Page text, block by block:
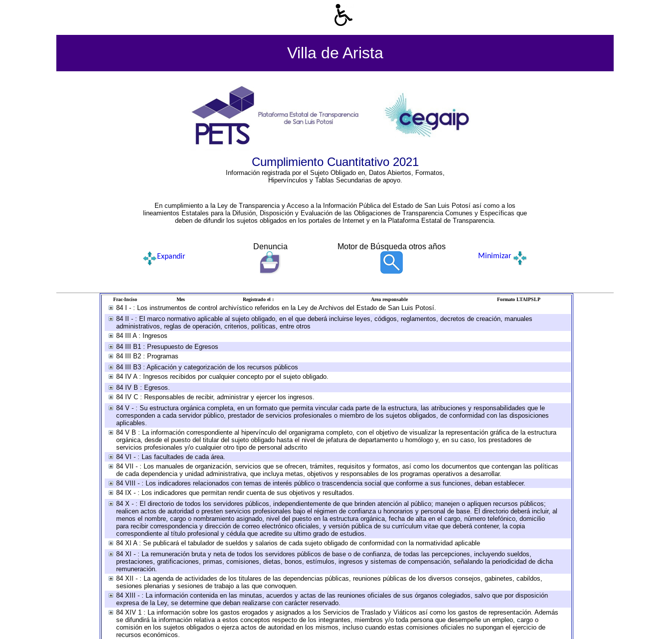
Villa de Arista
Cumplimiento Cuantitativo 2021
Información registrada por el Sujeto Obligado en, Datos Abiertos, Formatos,
Hipervínculos y Tablas Secundarias de apoyo.
En cumplimiento a la Ley de Transparencia y Acceso a la Información Pública del Estado de San Luis Potosí así como a los
lineamientos Estatales para la Difusión, Disposición y Evaluación de las Obligaciones de Transparencia Comunes y Específicas que
deben de difundir los sujetos obligados en los portales de Internet y en la Plataforma Estatal de Transparencia.
Denuncia Motor de Búsqueda otros años
Expandir Minimizar
Frac-Inciso Mes Registrado el : Area responsable Formato LTAIPSLP
84 I - : Los instrumentos de control archivístico referidos en la Ley de Archivos del Estado de San Luis Potosí.
84 II - : El marco normativo aplicable al sujeto obligado, en el que deberá incluirse leyes, códigos, reglamentos, decretos de creación, manuales
administrativos, reglas de operación, criterios, políticas, entre otros
84 III A : Ingresos
84 III B1 : Presupuesto de Egresos
84 III B2 : Programas
84 III B3 : Aplicación y categorización de los recursos públicos
84 IV A : Ingresos recibidos por cualquier concepto por el sujeto obligado.
84 IV B : Egresos.
84 IV C : Responsables de recibir, administrar y ejercer los ingresos.
84 V - : Su estructura orgánica completa, en un formato que permita vincular cada parte de la estructura, las atribuciones y responsabilidades que le
corresponden a cada servidor público, prestador de servicios profesionales o miembro de los sujetos obligados, de conformidad con las disposiciones
aplicables.
84 V B : La información correspondiente al hipervínculo del organigrama completo, con el objetivo de visualizar la representación gráfica de la estructura
orgánica, desde el puesto del titular del sujeto obligado hasta el nivel de jefatura de departamento u homólogo y, en su caso, los prestadores de
servicios profesionales y/o cualquier otro tipo de personal adscrito
84 VI - : Las facultades de cada área.
84 VII - : Los manuales de organización, servicios que se ofrecen, trámites, requisitos y formatos, así como los documentos que contengan las políticas
de cada dependencia y unidad administrativa, que incluya metas, objetivos y responsables de los programas operativos a desarrollar.
84 VIII - : Los indicadores relacionados con temas de interés público o trascendencia social que conforme a sus funciones, deban establecer.
84 IX - : Los indicadores que permitan rendir cuenta de sus objetivos y resultados.
84 X - : El directorio de todos los servidores públicos, independientemente de que brinden atención al público; manejen o apliquen recursos públicos;
realicen actos de autoridad o presten servicios profesionales bajo el régimen de confianza u honorarios y personal de base. El directorio deberá incluir, al
menos el nombre, cargo o nombramiento asignado, nivel del puesto en la estructura orgánica, fecha de alta en el cargo, número telefónico, domicilio
para recibir correspondencia y dirección de correo electrónico oficiales, y versión pública de su currículum vitae que deberá contener, la copia
correspondiente al título profesional y cédula que acredite su ultimo grado de estudios.
84 XI A : Se publicará el tabulador de sueldos y salarios de cada sujeto obligado de conformidad con la normatividad aplicable
84 XI - : La remuneración bruta y neta de todos los servidores públicos de base o de confianza, de todas las percepciones, incluyendo sueldos,
prestaciones, gratificaciones, primas, comisiones, dietas, bonos, estímulos, ingresos y sistemas de compensación, señalando la periodicidad de dicha
remuneración.
84 XII - : La agenda de actividades de los titulares de las dependencias públicas, reuniones públicas de los diversos consejos, gabinetes, cabildos,
sesiones plenarias y sesiones de trabajo a las que convoquen.
84 XIII - : La información contenida en las minutas, acuerdos y actas de las reuniones oficiales de sus órganos colegiados, salvo que por disposición
expresa de la Ley, se determine que deban realizarse con carácter reservado.
84 XIV 1 : La información sobre los gastos erogados y asignados a los Servicios de Traslado y Viáticos así como los gastos de representación. Además
se difundirá la información relativa a estos conceptos respecto de los integrantes, miembros y/o toda persona que desempeñe un empleo, cargo o
comisión en los sujetos obligados o ejerza actos de autoridad en los mismos, incluso cuando estas comisiones oficiales no supongan el ejercicio de
recursos económicos.